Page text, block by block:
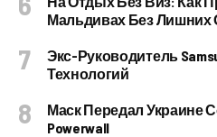
Мальдивах Без Лишних
Экс-Руководитель
Технологий
Маск Передал Украине
Powerwall